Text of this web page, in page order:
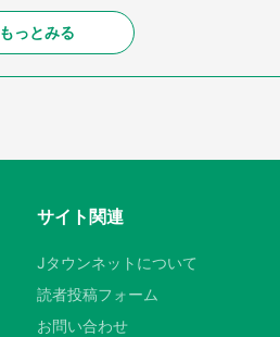
もっとみる
サイト関連
Jタウンネットについて
読者投稿フォーム
お問い合わせ